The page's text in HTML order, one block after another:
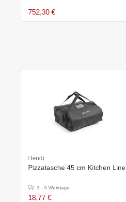
752,30 €
Hendi
Pizzatasche 45 cm Kitchen Line
3 - 5 Werktage
18,77 €